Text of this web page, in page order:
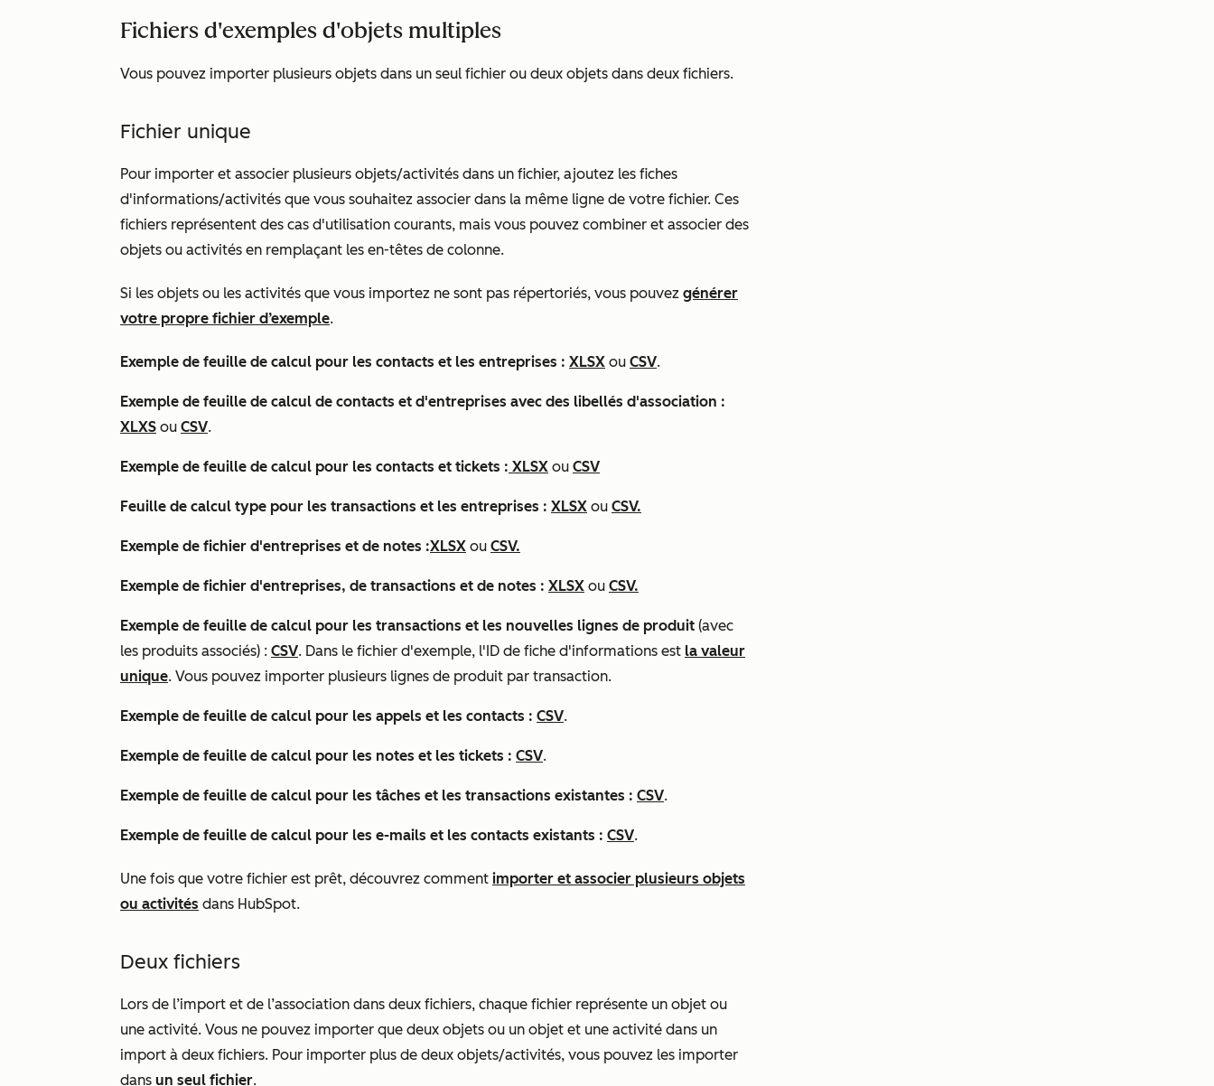
Fichiers d'exemples d'objets multiples
Vous pouvez importer plusieurs objets dans un seul fichier ou deux objets dans deux fichiers.
Fichier unique
Pour importer et associer plusieurs objets/activités dans un fichier, ajoutez les fiches
d'informations/activités que vous souhaitez associer dans la même ligne de votre fichier. Ces
fichiers représentent des cas d'utilisation courants, mais vous pouvez combiner et associer des
objets ou activités en remplaçant les en-têtes de colonne.
Si les objets ou les activités que vous importez ne sont pas répertoriés, vous pouvez générer
votre propre fichier d’exemple.
Exemple de feuille de calcul pour les contacts et les entreprises : XLSX ou CSV.
Exemple de feuille de calcul de contacts et d'entreprises avec des libellés d'association :
XLXS ou CSV.
Exemple de feuille de calcul pour les contacts et tickets : XLSX ou CSV
Feuille de calcul type pour les transactions et les entreprises : XLSX ou CSV.
Exemple de fichier d'entreprises et de notes :XLSX ou CSV.
Exemple de fichier d'entreprises, de transactions et de notes : XLSX ou CSV.
Exemple de feuille de calcul pour les transactions et les nouvelles lignes de produit (avec
les produits associés) : CSV. Dans le fichier d'exemple, l'ID de fiche d'informations est la valeur
unique. Vous pouvez importer plusieurs lignes de produit par transaction.
Exemple de feuille de calcul pour les appels et les contacts : CSV.
Exemple de feuille de calcul pour les notes et les tickets : CSV.
Exemple de feuille de calcul pour les tâches et les transactions existantes : CSV.
Exemple de feuille de calcul pour les e-mails et les contacts existants : CSV.
Une fois que votre fichier est prêt, découvrez comment importer et associer plusieurs objets
ou activités dans HubSpot.
Deux fichiers
Lors de l’import et de l’association dans deux fichiers, chaque fichier représente un objet ou
une activité. Vous ne pouvez importer que deux objets ou un objet et une activité dans un
import à deux fichiers. Pour importer plus de deux objets/activités, vous pouvez les importer
dans un seul fichier.